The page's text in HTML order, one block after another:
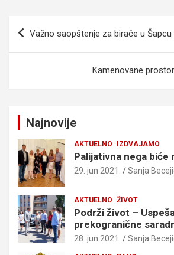
Kretanje
Važno saopštenje za birače u Šapcu
Kamenovane
Najnovije
AKTUELNO IZDVAJAMO
Palijativna nega biće
29. jun 2021. Sanja
AKTUELNO ŽIVOT
Podrži život –
prekogranične
28. jun 2021. Sanja